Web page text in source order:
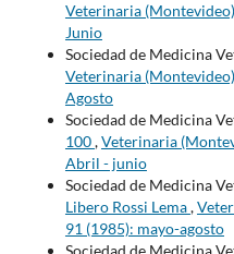
Veterinaria
Junio
Sociedad de Medicina
Veterinaria
Agosto
Sociedad de Medicina
100,Veterinaria
Abril - junio
Sociedad de Medicina
Libero Rossi Lema,
91 (1985): mayo-agosto